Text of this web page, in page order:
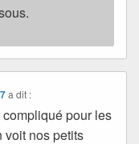
a dit :
compliqué pour les
voit nos petits